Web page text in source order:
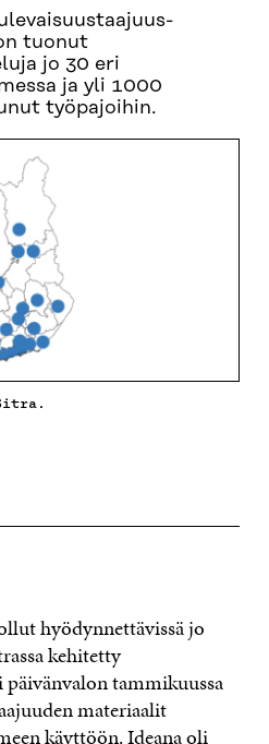
tuonut
jo 30 eri
ja yli 1000
työpajoihin.
hyödynnettävissä jo
kehitetty
tammikuussa
materiaalit
käyttöön. Ideana oli